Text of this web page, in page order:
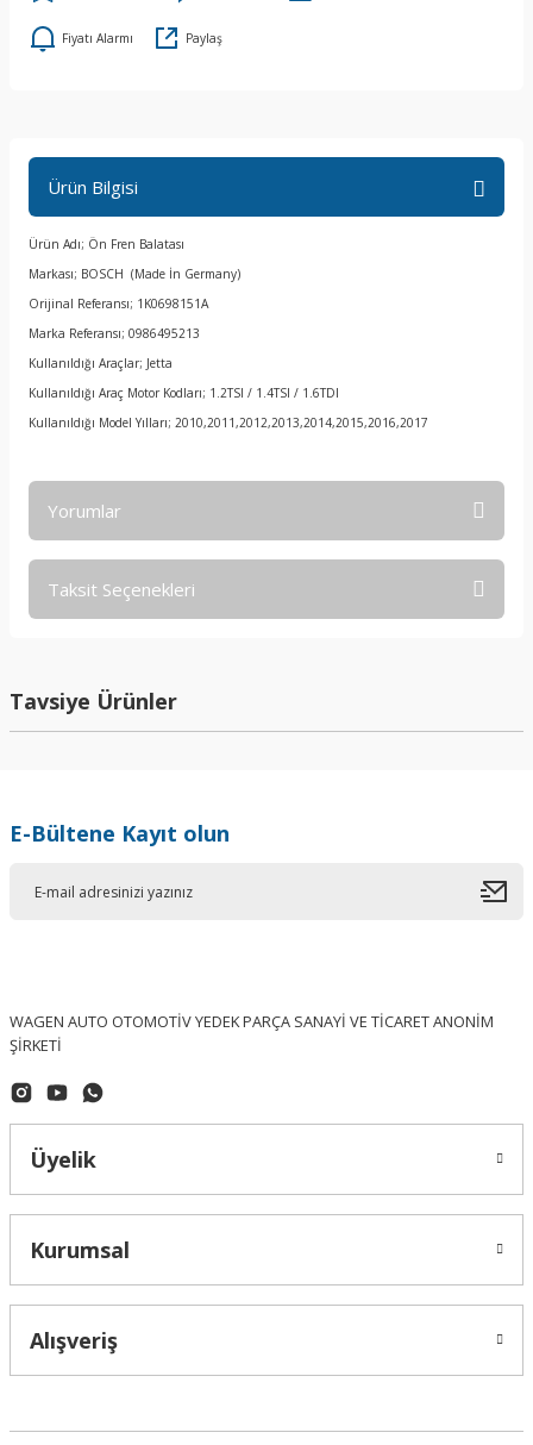
Fiyatı Alarmı Paylaş
Ürün Bilgisi
Ürün Adı; Ön Fren Balatası
Markası; BOSCH (Made İn Germany)
Orijinal Referansı; 1K0698151A
Marka Referansı; 0986495213
Kullanıldığı Araçlar; Jetta
Kullanıldığı Araç Motor Kodları; 1.2TSI / 1.4TSI / 1.6TDI
Kullanıldığı Model Yılları; 2010,2011,2012,2013,2014,2015,2016,2017
Yorumlar
Taksit Seçenekleri
Tavsiye Ürünler
OPTIMAL (Made In Germany)
4.167,24 ₺
E-Bültene Kayıt olun
WAGEN AUTO OTOMOTİV YEDEK PARÇA SANAYİ VE TİCARET ANONİM
ŞİRKETİ
Üyelik
Kurumsal
Alışveriş